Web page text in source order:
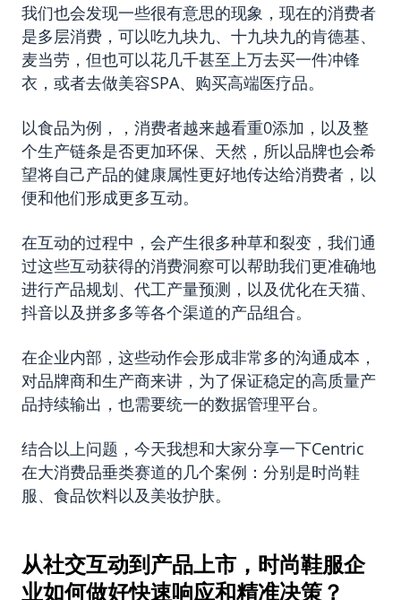
我们也会发现一些很有意思的现象，现在的消费者
是多层消费，可以吃九块九、十九块九的肯德基、
麦当劳，但也可以花几千甚至上万去买一件冲锋
衣，或者去做美容SPA、购买高端医疗品。
以食品为例，，消费者越来越看重0添加，以及整
个生产链条是否更加环保、天然，所以品牌也会希
望将自己产品的健康属性更好地传达给消费者，以
便和他们形成更多互动。
在互动的过程中，会产生很多种草和裂变，我们通
过这些互动获得的消费洞察可以帮助我们更准确地
进行产品规划、代工产量预测，以及优化在天猫、
抖音以及拼多多等各个渠道的产品组合。
在企业内部，这些动作会形成非常多的沟通成本，
对品牌商和生产商来讲，为了保证稳定的高质量产
品持续输出，也需要统一的数据管理平台。
结合以上问题，今天我想和大家分享一下Centric
在大消费品垂类赛道的几个案例：分别是时尚鞋
服、食品饮料以及美妆护肤。
从社交互动到产品上市，时尚鞋服企
业如何做好快速响应和精准决策？